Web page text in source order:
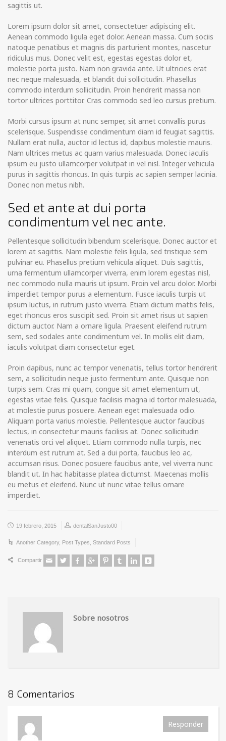
sagittis ut.
Lorem ipsum dolor sit amet, consectetuer adipiscing elit.
Aenean commodo ligula eget dolor. Aenean massa. Cum sociis
natoque penatibus et magnis dis parturient montes, nascetur
ridiculus mus. Donec velit est, egestas egestas dolor et,
molestie porta justo. Nam non gravida ante. Ut ultricies erat
nec neque malesuada, et blandit dui sollicitudin. Phasellus
commodo interdum sollicitudin. Proin hendrerit massa non
tortor ultrices porttitor. Cras commodo sed leo cursus pretium.
Morbi cursus ipsum at nunc semper, sit amet convallis purus
scelerisque. Suspendisse condimentum diam id feugiat sagittis.
Nullam erat nulla, auctor id lectus id, dapibus molestie mauris.
Nam ultrices metus ac quam varius malesuada. Donec iaculis
ipsum eu justo ullamcorper volutpat in vel nisl. Integer vehicula
purus in sagittis rhoncus. In quis turpis ac sapien semper lacinia.
Donec non metus nibh.
Sed et ante at dui porta
condimentum vel nec ante.
Pellentesque sollicitudin bibendum scelerisque. Donec auctor et
lorem at sagittis. Nam molestie felis ligula, sed tristique sem
pulvinar eu. Phasellus pretium vehicula aliquet. Duis sagittis,
urna fermentum ullamcorper viverra, enim lorem egestas nisl,
nec commodo nulla mauris ut ipsum. Proin vel arcu dolor. Morbi
imperdiet tempor purus a elementum. Fusce iaculis turpis ut
ipsum luctus, in rutrum justo viverra. Etiam dictum mattis felis,
eget rhoncus eros suscipit sed. Proin sit amet risus ut sapien
dictum auctor. Nam a ornare ligula. Praesent eleifend rutrum
sem, sed sodales ante condimentum vel. In mollis elit diam,
iaculis volutpat diam consectetur eget.
Proin dapibus, nunc ac tempor venenatis, tellus tortor hendrerit
sem, a sollicitudin neque justo fermentum ante. Quisque non
turpis sem. Cras mi quam, congue sit amet elementum ut,
egestas vitae felis. Quisque facilisis magna id tortor malesuada,
at molestie purus posuere. Aenean eget malesuada odio.
Aliquam porta varius molestie. Pellentesque auctor faucibus
lectus, in consectetur mauris facilisis at. Donec sollicitudin
venenatis orci vel aliquet. Etiam commodo nulla turpis, nec
interdum est rutrum at. Sed a dui porta, faucibus leo ac,
accumsan risus. Donec posuere faucibus ante, vel viverra nunc
blandit ut. In hac habitasse platea dictumst. Maecenas mollis
eu metus et eleifend. Nunc ut nunc vitae tellus ornare
imperdiet.
19 febrero, 2015 dentalSanJusto00
Another Category, Post Types Standard Posts
Compartir
Sobre nosotros
8 Comentarios
Responder